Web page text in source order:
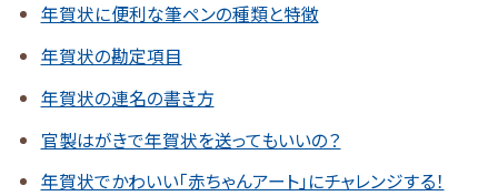
年賀状に便利な筆ペンの種類と特徴
年賀状の勘定項目
年賀状の連名の書き方
官製はがきで年賀状を送ってもいいの？
年賀状でかわいい「赤ちゃんアート」にチャレンジする！